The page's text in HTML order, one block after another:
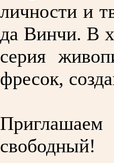
личности и
да Винчи. В
серия
фресок,
свободный!